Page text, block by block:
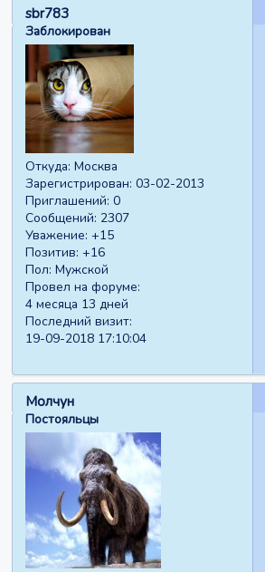
sbr783
Заблокирован
Откуда: Москва
Зарегистрирован: 03-02-2013
Приглашений: 0
Сообщений: 2307
Уважение: +15
Позитив: +16
Пол: Мужской
Провел на форуме:
4 месяца 13 дней
Последний визит:
19-09-2018 17:10:04
Молчун
Постояльцы